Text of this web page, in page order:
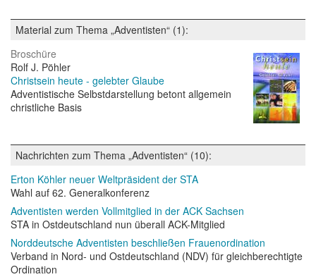
Material zum Thema „Adventisten“ (1):
Broschüre
Rolf J. Pöhler
Christsein heute - gelebter Glaube
Adventistische Selbstdarstellung betont allgemein
christliche Basis
Nachrichten zum Thema „Adventisten“ (10):
Erton Köhler neuer Weltpräsident der STA
Wahl auf 62. Generalkonferenz
Adventisten werden Vollmitglied in der ACK Sachsen
STA in Ostdeutschland nun überall ACK-Mitglied
Norddeutsche Adventisten beschließen Frauenordination
Verband in Nord- und Ostdeutschland (NDV) für gleichberechtigte
Ordination